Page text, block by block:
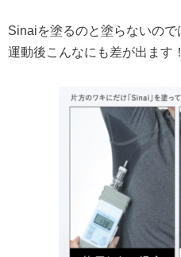
Sinaiを塗るのと塗らないので
運動後こんなにも差が出ます！